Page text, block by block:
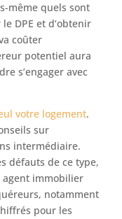
même quels sont
DPE et d’obtenir
coûter
potentiel aura
s’engager avec
votre logement.
sur
intermédiaire.
défauts de ce type,
agent immobilier
notamment
pour les